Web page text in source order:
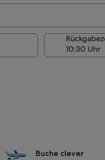
Buche clever